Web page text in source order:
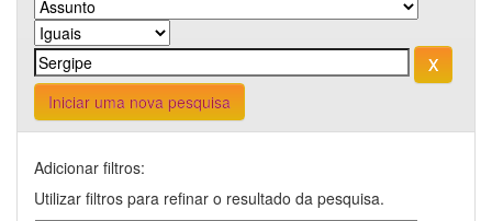
Iniciar uma nova pesquisa
Adicionar filtros:
Utilizar filtros para refinar o resultado da pesquisa.